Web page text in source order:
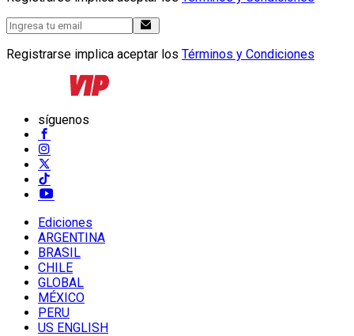
Registrarse implica aceptar los Términos y Condiciones
síguenos
Ediciones
ARGENTINA
BRASIL
CHILE
GLOBAL
MÉXICO
PERU
US ENGLISH